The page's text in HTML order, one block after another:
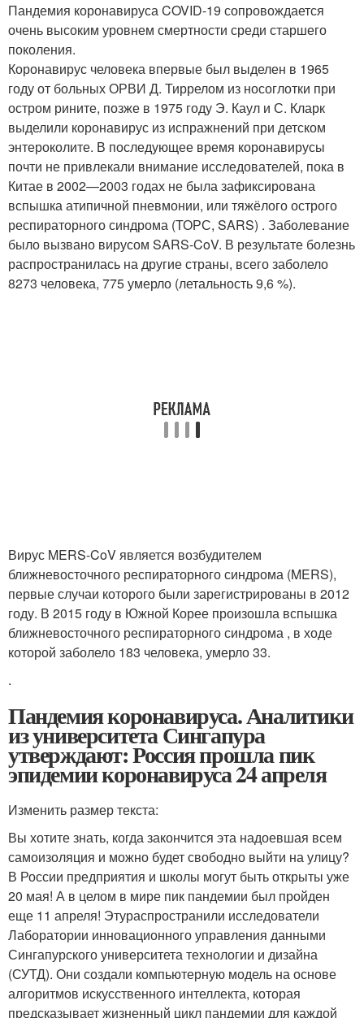
Пандемия коронавируса COVID-19 сопровождается
очень высоким уровнем смертности среди старшего
поколения.
Коронавирус человека впервые был выделен в 1965
году от больных ОРВИ Д. Тиррелом из носоглотки при
остром рините, позже в 1975 году Э. Каул и С. Кларк
выделили коронавирус из испражнений при детском
энтероколите. В последующее время коронавирусы
почти не привлекали внимание исследователей, пока в
Китае в 2002—2003 годах не была зафиксирована
вспышка атипичной пневмонии, или тяжёлого острого
респираторного синдрома (ТОРС, SARS) . Заболевание
было вызвано вирусом SARS-CoV. В результате болезнь
распространилась на другие страны, всего заболело
8273 человека, 775 умерло (летальность 9,6 %).
Вирус MERS-CoV является возбудителем
ближневосточного респираторного синдрома (MERS),
первые случаи которого были зарегистрированы в 2012
году. В 2015 году в Южной Корее произошла вспышка
ближневосточного респираторного синдрома , в ходе
которой заболело 183 человека, умерло 33.
.
Пандемия коронавируса. Аналитики
из университета Сингапура
утверждают: Россия прошла пик
эпидемии коронавируса 24 апреля
Изменить размер текста:
Вы хотите знать, когда закончится эта надоевшая всем
самоизоляция и можно будет свободно выйти на улицу?
В России предприятия и школы могут быть открыты уже
20 мая! А в целом в мире пик пандемии был пройден
еще 11 апреля! Этураспространили исследователи
Лаборатории инновационного управления данными
Сингапурского университета технологии и дизайна
(СУТД). Они создали компьютерную модель на основе
алгоритмов искусственного интеллекта, которая
предсказывает жизненный цикл пандемии для каждой